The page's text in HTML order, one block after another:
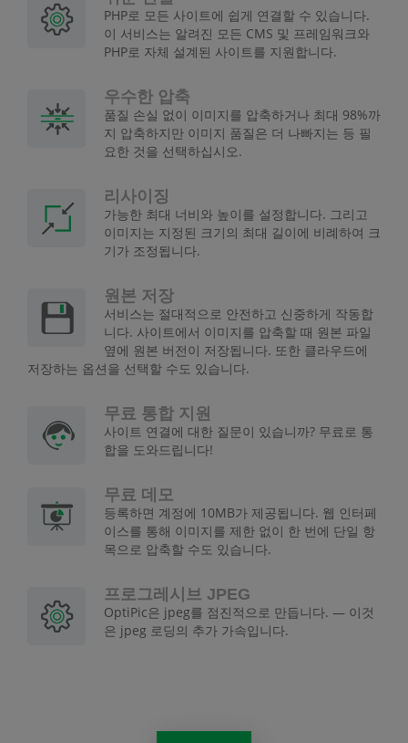
PHP로 모든 사이트에 쉽게 연결할 수 있습니다.
이 서비스는 알려진 모든 CMS 및 프레임워크와
PHP로 자체 설계된 사이트를 지원합니다.
우수한 압축
품질 손실 없이 이미지를 압축하거나 최대 98%까
지 압축하지만 이미지 품질은 더 나빠지는 등 필
요한 것을 선택하십시오.
리사이징
가능한 최대 너비와 높이를 설정합니다. 그리고
이미지는 지정된 크기의 최대 길이에 비례하여 크
기가 조정됩니다.
원본 저장
서비스는 절대적으로 안전하고 신중하게 작동합
니다. 사이트에서 이미지를 압축할 때 원본 파일
옆에 원본 버전이 저장됩니다. 또한 클라우드에
저장하는 옵션을 선택할 수도 있습니다.
무료 통합 지원
사이트 연결에 대한 질문이 있습니까? 무료로 통
합을 도와드립니다!
무료 데모
등록하면 계정에 10MB가 제공됩니다. 웹 인터페
이스를 통해 이미지를 제한 없이 한 번에 단일 항
목으로 압축할 수도 있습니다.
프로그레시브 JPEG
OptiPic은 jpeg를 점진적으로 만듭니다. — 이것
은 jpeg 로딩의 추가 가속입니다.